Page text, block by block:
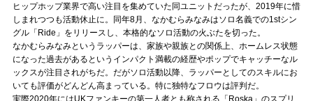
Follow us
Official SNS
ヒップホップ業界で高い注目を集めていた同ユニットだったが、2019年に惜
しまれつつも活動休止に。同年8月、なかむらみなみはソロ名義での1stシン
グル「Ride」をリリースし、本格的なソロ活動の火ぶたを切った。
なかむらみなみというラッパーは、家族や親族との関係上、ホームレス状態
になった過去があるというインパクト満載の経歴やポップでキャッチーなル
ックスが注目されがちだ。だがソロ活動以降、ラッパーとしてのスキルにお
いても評価がどんどん高まっている。特に独特なフロウは評判だ。
実際2020年にはUKファンキーの第一人者とも称される「Roska」のスプリ